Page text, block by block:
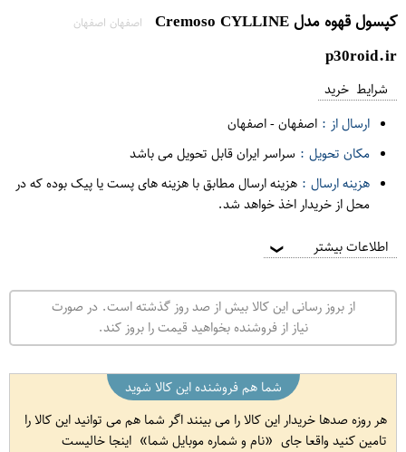
کپسول قهوه مدل Cremoso CYLLINE اصفهان اصفهان
p30roid.ir
شرایط خرید
ارسال از : اصفهان-اصفهان
مکان تحویل : سراسر ایران قابل تحویل می باشد
هزینه ارسال : هزینه ارسال مطابق با هزینه های پست یا پیک بوده که در
محل از خریدار اخذ خواهد شد.
اطلاعات بیشتر ❯
از بروز رسانی این کالا بیش از صد روز گذشته است. در صورت
نیاز از فروشنده بخواهید قیمت را بروز کند.
شما هم فروشنده این کالا شوید
هر روزه صدها خریدار این کالا را می بینند اگر شما هم می توانید این کالا را
تامین کنید واقعا جای
نام و شماره موبایل شما اینجا خالیست